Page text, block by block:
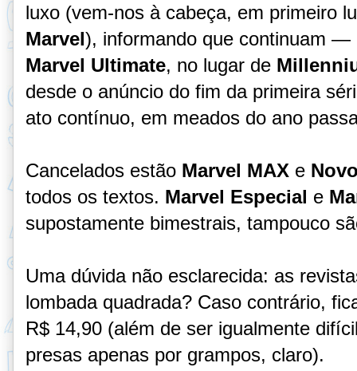
luxo (vem-nos à cabeça, em primeiro
Marvel), informando que continuam —
Marvel Ultimate, no lugar de
desde o anúncio do fim da primeira
ato contínuo, em meados do ano
Cancelados estão Marvel MAX e
todos os textos. Marvel Especial e
supostamente bimestrais, tampouco
Uma dúvida não esclarecida: as
lombada quadrada? Caso contrário,
R$ 14,90 (além de ser igualmente
presas apenas por grampos, claro).